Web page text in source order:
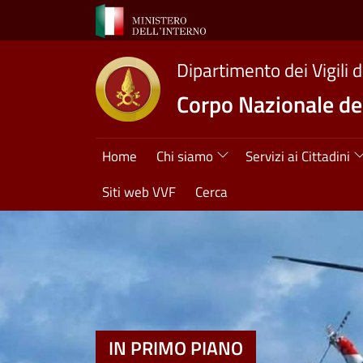
Salta al contenuto principale
Dipartimento dei Vigili
Corpo Nazionale
Navigazione
Home Chi siamo Servizi ai Cittadini
Siti web VVF
Cerca
IN PRIMO PIANO